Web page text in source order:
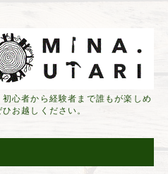
心者から経験者まで誰もが楽しめ
お越しください。